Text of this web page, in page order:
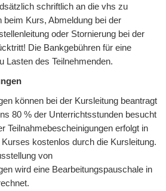
schriftlich an die vhs zu
beim Kurs, Abmeldung bei der
oder Stornierung bei der
Die Bankgebühren für eine
Lasten des Teilnehmenden.
können bei der Kursleitung beantragt
80 % der Unterrichtsstunden besucht
Teilnahmebescheinigungen erfolgt in
kostenlos durch die Kursleitung.
von
wird eine Bearbeitungspauschale in